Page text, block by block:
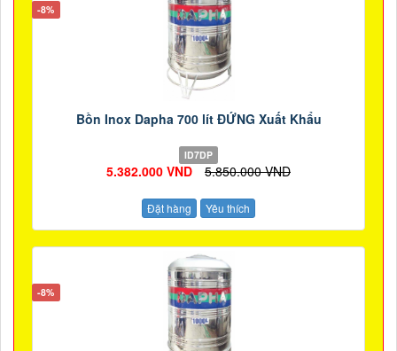
-8%
Bồn Inox Dapha 700 lít ĐỨNG Xuất Khẩu
ID7DP
5.382.000 VND 5.850.000 VND
Đặt hàng Yêu thích
-8%